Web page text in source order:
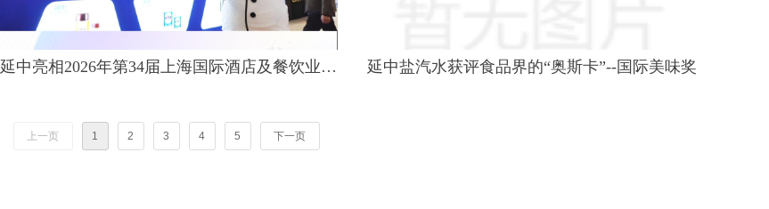
延中亮相2026年第34届上海国际酒店及餐饮业博
延中盐汽水获评食品界的“奥斯卡”--国际美味奖
上一页 1 2 3 4 5 下一页